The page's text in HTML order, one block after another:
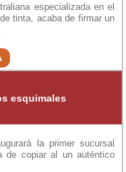
especializada en el
tinta, acaba de firmar un
esquimales
la primer sucursal
de copiar al un auténtico